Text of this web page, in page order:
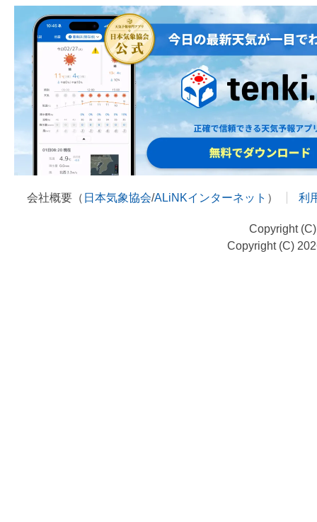
会社概要（ 日本気象協会/ALiNKインターネット ） 利
Copyright
Copyright (C)